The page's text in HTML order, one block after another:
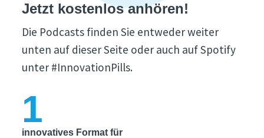
Jetzt kostenlos anhören!
Die Podcasts finden Sie entweder weiter
unten auf dieser Seite oder auch auf Spotify
unter #InnovationPills.
1
innovatives Format für